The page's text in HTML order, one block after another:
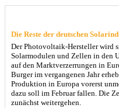
Die Reste der deutschen
Der Photovoltaik-Hersteller wird
Solarmodulen und Zellen in den
auf den Marktverzerrungen in
Burger im vergangenen Jahr
Produktion in Europa vorerst
dazu soll im Februar fallen. Die
zunächst weitergehen.